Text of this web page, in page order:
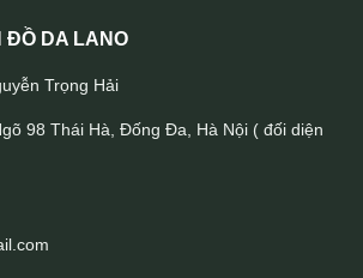
ĐỒ DA LANO
Trọng Hải
98 Thái Hà, Đống Đa, Hà Nội ( đối diện